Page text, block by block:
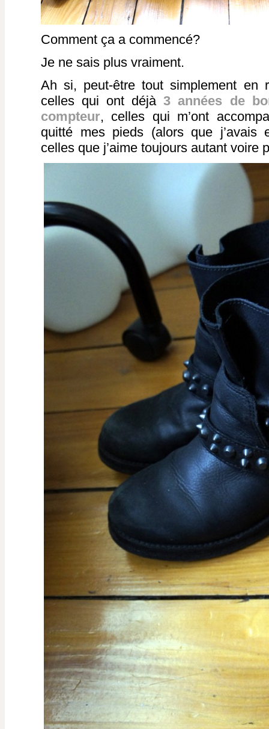
Comment ça a commencé?
Je ne sais plus vraiment.
Ah si, peut-être tout simplement en
celles qui ont déjà3 années de
compteur, celles qui m’ont
quitté mes pieds (alors que j’avais
celles que j’aime toujours autant voire